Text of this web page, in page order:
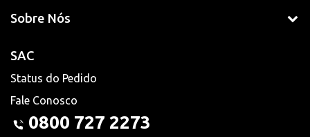
Sobre Nós
SAC
Status do Pedido
Fale Conosco
0800 727 2273